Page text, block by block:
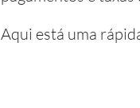
Aqui está uma